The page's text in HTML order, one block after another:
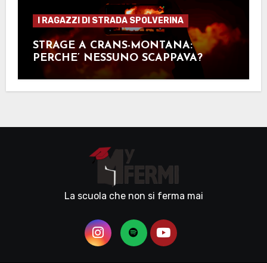
I RAGAZZI DI STRADA SPOLVERINA
STRAGE A CRANS-MONTANA:
PERCHE’ NESSUNO SCAPPAVA?
La scuola che non si ferma mai